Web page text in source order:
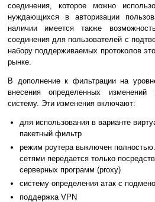
соединения, которое можно
нуждающихся в авторизации
наличии имеется также
соединения для пользователей с
набору поддерживаемых протоколов
рынке.
В дополнение к фильтрации на
внесения определенных
систему. Эти изменения включают:
для использования в варианте
пакетный фильтр
режим роутера выключен
сетями передается только
серверных программ (proxy)
систему определения атак с
поддержка VPN